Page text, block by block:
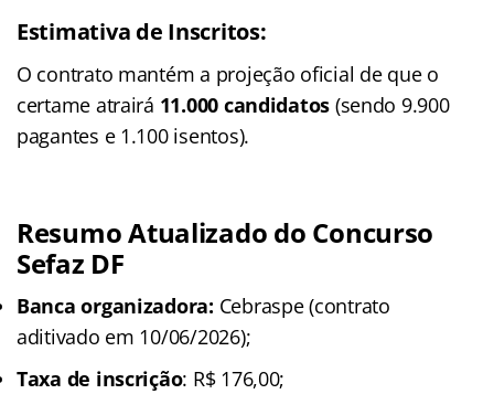
Estimativa de Inscritos:
O contrato mantém a projeção oficial de que o
certame atrairá 11.000 candidatos (sendo 9.900
pagantes e 1.100 isentos).
Resumo Atualizado do Concurso
Sefaz DF
Banca organizadora: Cebraspe (contrato
aditivado em 10/06/2026);
Taxa de inscrição: R$ 176,00;